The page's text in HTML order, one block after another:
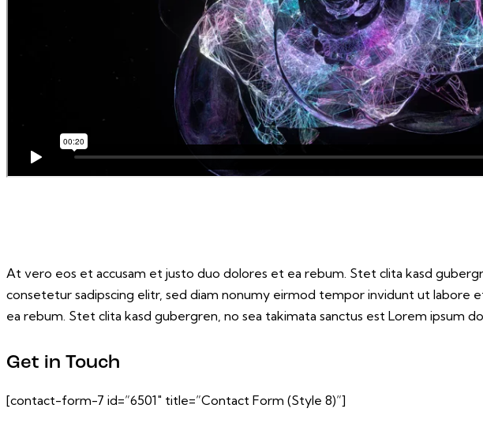
At vero eos et accusam et justo duo dolores et ea rebum. Stet clita kasd
consetetur sadipscing elitr, sed diam nonumy eirmod tempor invidunt ut labore
ea rebum. Stet clita kasd gubergren, no sea takimata sanctus est Lorem ipsum
Get in Touch
[contact-form-7 id=”6501″ title=”Contact Form (Style 8)”]